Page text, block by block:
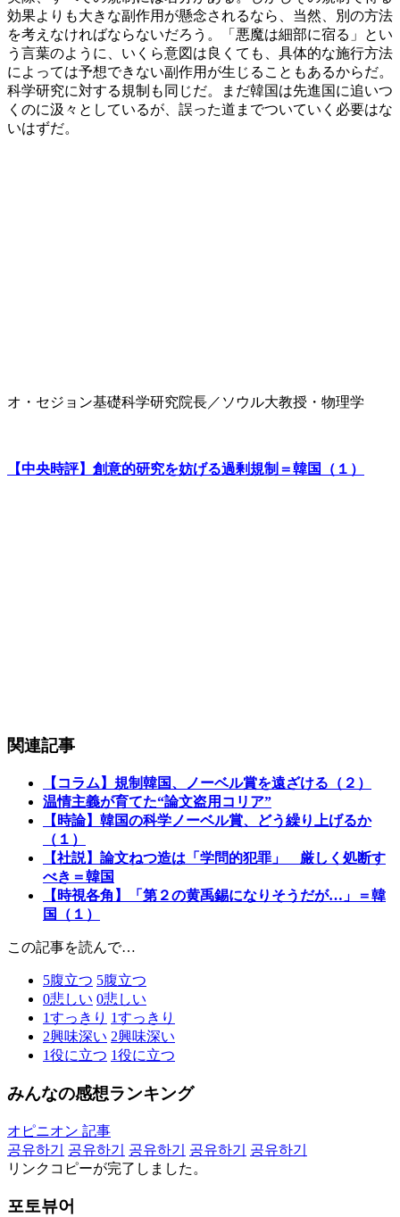
効果よりも大きな副作用が懸念されるなら、当然、別の方法
を考えなければならないだろう。「悪魔は細部に宿る」とい
う言葉のように、いくら意図は良くても、具体的な施行方法
によっては予想できない副作用が生じることもあるからだ。
科学研究に対する規制も同じだ。まだ韓国は先進国に追いつ
くのに汲々としているが、誤った道までついていく必要はな
いはずだ。
オ・セジョン基礎科学研究院長／ソウル大教授・物理学
【中央時評】創意的研究を妨げる過剰規制＝韓国（１）
関連記事
【コラム】規制韓国、ノーベル賞を遠ざける（２）
温情主義が育てた“論文盗用コリア”
【時論】韓国の科学ノーベル賞、どう繰り上げるか
（１）
【社説】論文ねつ造は「学問的犯罪」 厳しく処断す
べき＝韓国
【時視各角】「第２の黄禹錫になりそうだが…」＝韓
国（１）
この記事を読んで…
5腹立つ 5腹立つ
0悲しい 0悲しい
1すっきり 1すっきり
2興味深い 2興味深い
1役に立つ 1役に立つ
みんなの感想ランキング
オピニオン 記事
공유하기
공유하기 공유하기 공유하기
공유하기
リンクコピーが完了しました。
포토뷰어